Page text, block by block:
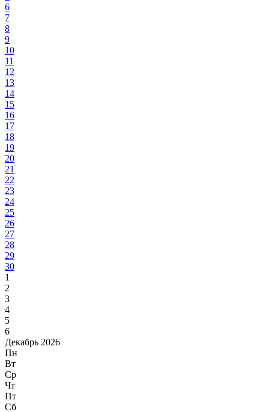
6
7
8
9
10
11
12
13
14
15
16
17
18
19
20
21
22
23
24
25
26
27
28
29
30
1
2
3
4
5
6
Декабрь 2026
Пн
Вт
Ср
Чт
Пт
Сб